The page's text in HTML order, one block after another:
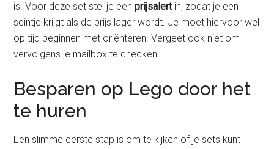
is. Voor deze set stel je eenprijsalert in, zodat je een
seintje krijgt als de prijs lager wordt. Je moet hiervoor wel
op tijd beginnen met oriënteren. Vergeet ook niet om
vervolgens je mailbox te checken!
Besparen op Lego door het
te huren
Een slimme eerste stap is om te kijken of je sets kunt